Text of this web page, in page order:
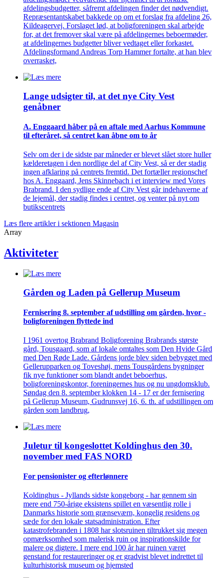
afdelingsbudgetter, såfremt afdelingen finder det nødvendigt.
Repræsentantskabet bakkede op om et forslag fra afdeling 26,
Kildeagervej. Forslaget lød, at boligforeningen skal arbejde
for, at det fremover skal være på afdelingernes beboermøder,
at afdelingernes budgetter bliver vedtaget eller forkastet.
Afdelingsformand Andreas Torp Hammer fortalte, at han blev
overrasket,
Lange udsigter til, at det nye City Vest
genåbner
A. Enggaard håber på en aftale med Aarhus Kommune
til efteråret, så centret kan åbne om to år
Selv om der i de sidste par måneder er blevet slået store huller
kælderetagen i den nordlige del af City Vest, så er der stadig
ingen afklaring på centrets fremtid. Det fortæller regionschef
hos A. Enggaard, Jens Skinnebach i et interview med Vores
Brabrand. I den sydlige ende af City Vest går indehaverne af
de lejemål, der stadig findes i centret, og venter på nyt om
butikscentrets
Læs flere artikler i sektionen Magasin
Array
Aktiviteter
Gården og Laden på Gellerup Museum
Fernisering 8. september af ­udstilling om gården, hvor ­
bolig­foreningen flyttede ind
I 1961 overtog Brabrand Boligforening Brabrands største
gård, Tousgaard, som af lokale omtaltes som Den Hvide Gård
med Den Røde Lade. Gårdens jorde blev siden bebygget med
Gellerupparken og Toveshøj, mens Tousgårdens bygninger
fik nye funktioner som blandt andet beboerhus,
boligforeningskontor, foreningernes hus og nu ungdomsklub.
Søndag den 8. september klokken 14 - 17 er der fernisering
på Gellerup Museum, Gudrunsvej 16, 6. th. af udstillingen om
gården som landbrug,
Juletur til kongeslottet Koldinghus den 30.
november med FAS NORD
For pensionister og efterlønnere
Koldinghus - Jyllands sidste kongeborg - har gennem sin
mere end 750-årige eksistens spillet en væsentlig rolle i
Danmarks historie som grænseværn, kongelig residens og
sæde for den lokale statsadministration. Efter
katastrofebranden i 1808 har slotsruinen tiltrukket sig megen
opmærksomhed som malerisk ruin og inspirationskilde for
malere og digtere. I mere end 100 år har ruinen været
genstand for restaureringer og er gradvist blevet indrettet til
kulturhistorisk museum og hjemsted